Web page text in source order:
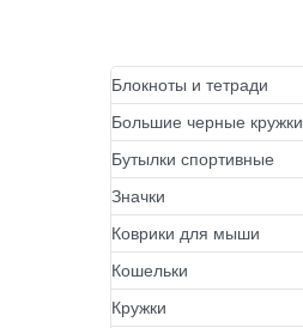
Блокноты и тетради
Большие черные кружки
Бутылки спортивные
Значки
Коврики для мыши
Кошельки
Кружки